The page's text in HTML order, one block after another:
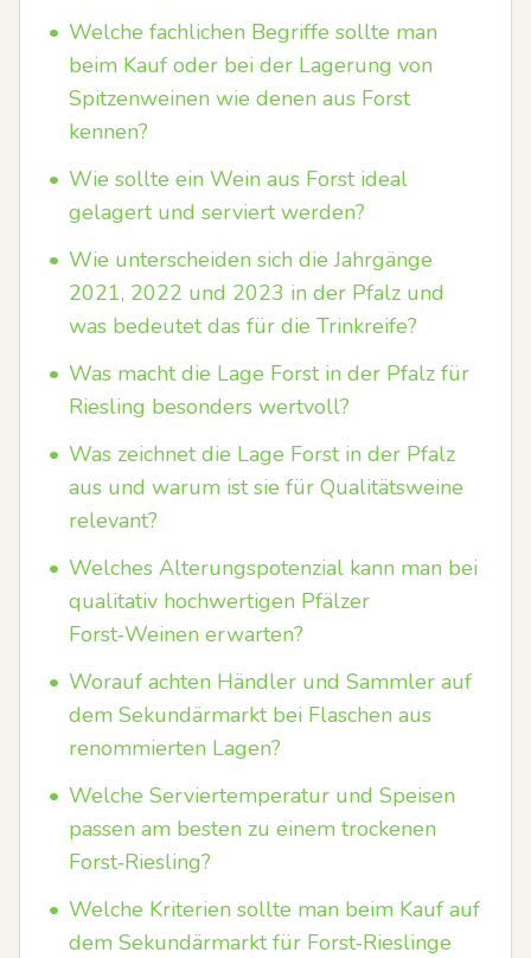
• Welche fachlichen Begriffe sollte man
beim Kauf oder bei der Lagerung von
Spitzenweinen wie denen aus Forst
kennen?
• Wie sollte ein Wein aus Forst ideal
gelagert und serviert werden?
• Wie unterscheiden sich die Jahrgänge
2021, 2022 und 2023 in der Pfalz und
was bedeutet das für die Trinkreife?
• Was macht die Lage Forst in der Pfalz für
Riesling besonders wertvoll?
• Was zeichnet die Lage Forst in der Pfalz
aus und warum ist sie für Qualitätsweine
relevant?
• Welches Alterungspotenzial kann man bei
qualitativ hochwertigen Pfälzer
Forst‑Weinen erwarten?
• Worauf achten Händler und Sammler auf
dem Sekundärmarkt bei Flaschen aus
renommierten Lagen?
• Welche Serviertemperatur und Speisen
passen am besten zu einem trockenen
Forst‑Riesling?
• Welche Kriterien sollte man beim Kauf auf
dem Sekundärmarkt für Forst‑Rieslinge